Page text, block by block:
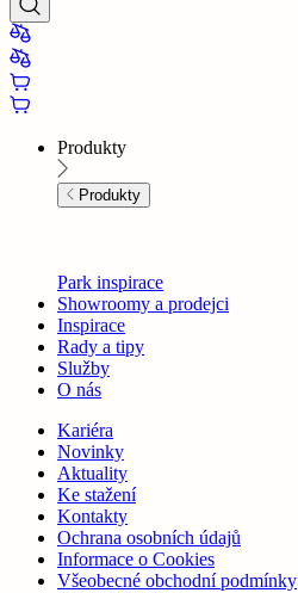
Produkty
Produkty
Park inspirace
Showroomy a prodejci
Inspirace
Rady a tipy
Služby
O nás
Kariéra
Novinky
Aktuality
Ke stažení
Kontakty
Ochrana osobních údajů
Informace o Cookies
Všeobecné obchodní podmínky